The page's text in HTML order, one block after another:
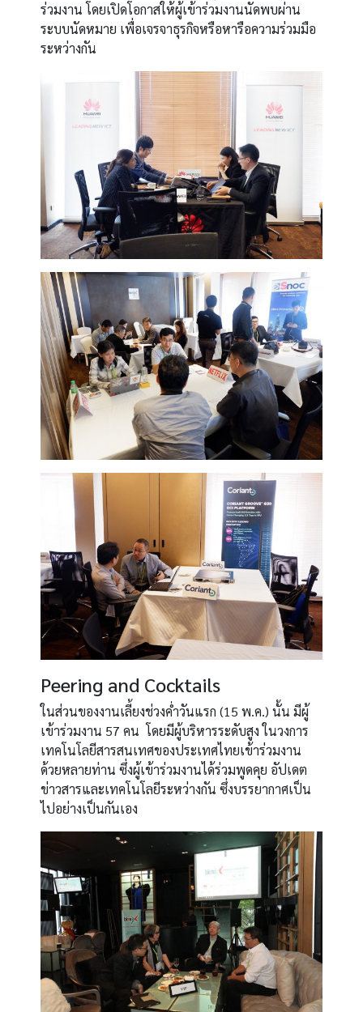
ร่วมงาน โดยเปิดโอกาสให้ผู้เข้าร่วมงานนัดพบผ่าน
ระบบนัดหมาย เพื่อเจรจาธุรกิจหรือหารือความร่วมมือ
ระหว่างกัน
Peering and Cocktails
ในส่วนของงานเลี้ยงช่วงค่ำวันแรก (15 พ.ค.) นั้น มีผู้
เข้าร่วมงาน 57 คน โดยมีผู้บริหารระดับสูง ในวงการ
เทคโนโลยีสารสนเทศของประเทศไทยเข้าร่วมงาน
ด้วยหลายท่าน ซึ่งผู้เข้าร่วมงานได้ร่วมพูดคุย อัปเดต
ข่าวสารและเทคโนโลยีระหว่างกัน ซึ่งบรรยากาศเป็น
ไปอย่างเป็นกันเอง